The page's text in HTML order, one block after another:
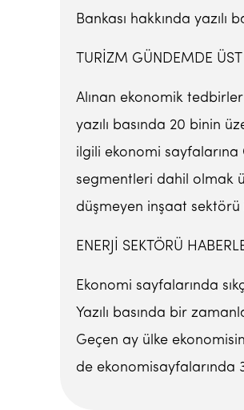
Bankası hakkında yazılı
TURİZM GÜNDEMDE ÜST
Alınan ekonomik
yazılı basında 20 binin
ilgili ekonomi sayfalarına
segmentleri dahil olmak
düşmeyen inşaat sektörü
ENERJİ SEKTÖRÜ
Ekonomi sayfalarında
Yazılı basında bir
Geçen ay ülke
de ekonomisayfalarında